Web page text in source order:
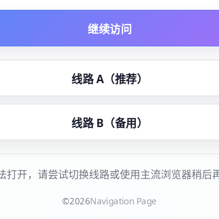
继续访问
线路 A（推荐）
线路 B（备用）
打开，请尝试切换线路或使用主流浏览器稍后
©2026Navigation Page